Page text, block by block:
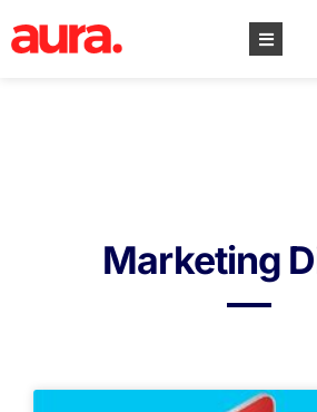
Marketing